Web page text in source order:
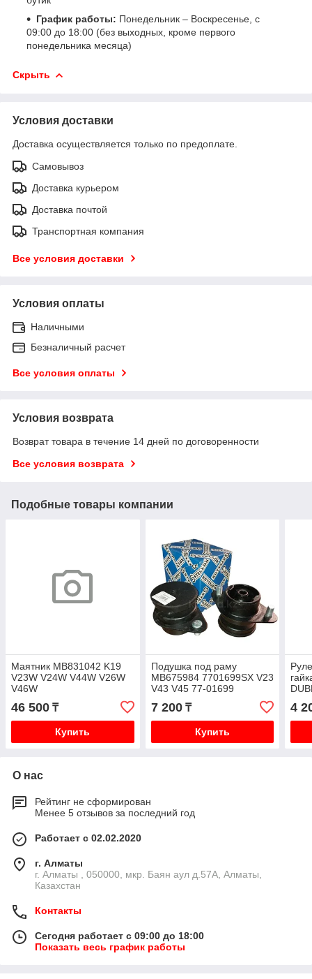
График работы: Понедельник – Воскресенье, с
09:00 до 18:00 (без выходных, кроме первого
понедельника месяца)
Скрыть
Условия доставки
Доставка осуществляется только по предоплате.
Самовывоз
Доставка курьером
Доставка почтой
Транспортная компания
Все условия доставки
Условия оплаты
Наличными
Безналичный расчет
Все условия оплаты
Условия возврата
Возврат товара в течение 14 дней по договоренности
Все условия возврата
Подобные товары компании
Маятник MB831042 K19
V23W V24W V44W V26W
V46W
46 500 ₸
Купить
Подушка под раму
MB675984 7701699SX V23
V43 V45 77-01699
7 200₸
Купить
4
О нас
Рейтинг не сформирован
Менее 5 отзывов за последний год
Работает с 02.02.2020
г. Алматы
г. Алматы , 050000, мкр. Баян аул д.57А, Алматы,
Казахстан
Контакты
Сегодня работает с 09:00 до 18:00
Показать весь график работы